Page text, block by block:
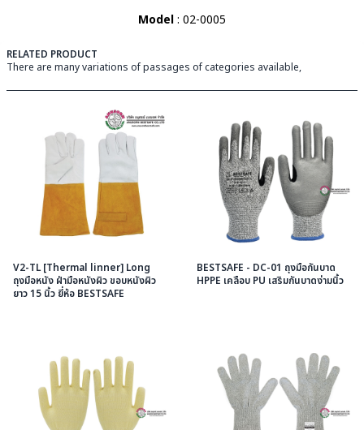
Model: 02-0005
RELATED PRODUCT
There are many variations of passages of categories available,
V2-TL [Thermal linner] Long
ถุงมือหนัง ฝ่ามือหนังผิว ขอบหนังผิว
ยาว 15 นิ้ว ยี่ห้อ BESTSAFE
BESTSAFE - DC-01 ถุงมือกันบาด
HPPE เคลือบ PU เสริมกันบาดง่ามนิ้ว